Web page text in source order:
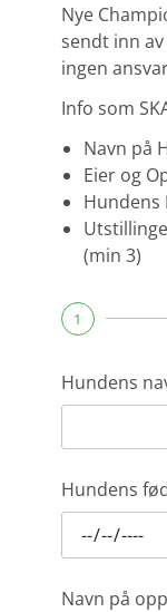
Nye
sendt inn
ingen
Info som
Navn på
Eier og
Hundens
(min 3)
1
Hundens
Hundens
Navn på